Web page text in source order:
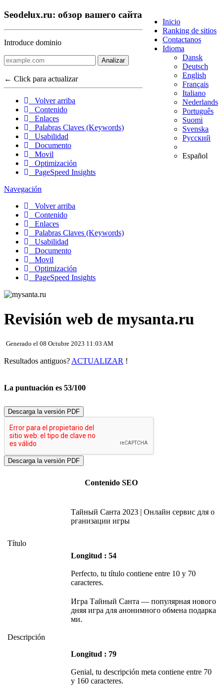
Inicio
Ranking de sitios
Contactanos
Idioma
Dansk
Deutsch
English
Français
Italiano
Nederlands
Português
Suomi
Svenska
Русский
Español
Seodelux.ru: обзор вашего сайта
Introduce dominio
Analizar
← Click para actualizar
Volver arriba
Contenido
Enlaces
Palabras Claves (Keywords)
Usabilidad
Documento
Movil
Optimización
PageSpeed Insights
Navegación
Volver arriba
Contenido
Enlaces
Palabras Claves (Keywords)
Usabilidad
Documento
Movil
Optimización
PageSpeed Insights
Revisión web de mysanta.ru
Generado el 08 Octubre 2023 11:03 AM
Resultados antiguos? ACTUALIZAR !
La puntuación es 53/100
Descarga la versión PDF
Contenido SEO
Título
Тайный Санта 2023 | Онлайн сервис для о
рганизации игры
Longitud : 54
Perfecto, tu título contiene entre 10 y 70
caracteres.
Descripción
Игра Тайный Санта — популярная нового
дняя игра для анонимного обмена подарка
ми.
Longitud : 79
Genial, tu descripción meta contiene entre 70
y 160 caracteres.